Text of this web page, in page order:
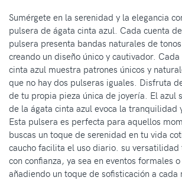
Sumérgete en la serenidad y la elegancia
pulsera de ágata cinta azul. Cada cuenta
pulsera presenta bandas naturales de
creando un diseño único y cautivador.
cinta azul muestra patrones únicos y
que no hay dos pulseras iguales. Disfruta
de tu propia pieza única de joyería. El azul
de la ágata cinta azul evoca la tranquilidad
Esta pulsera es perfecta para aquellos
buscas un toque de serenidad en tu vida
caucho facilita el uso diario. su
con confianza, ya sea en eventos formales
añadiendo un toque de sofisticación a cada